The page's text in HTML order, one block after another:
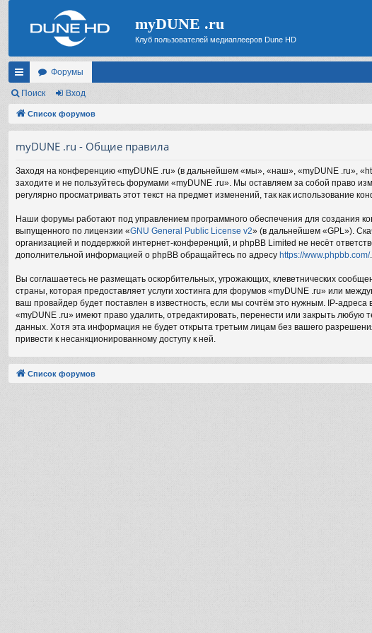
myDUNE .ru
Клуб пользователей медиаплееров Dune HD
с
ы
Форумы
Поиск Вход
Список форумов
myDUNE .ru - Общие правила
Заходя на конференцию «myDUNE .ru» (в дальнейшем «мы», «наш», «myDUNE .ru»,
заходите и не пользуйтесь форумами «myDUNE .ru». Мы оставляем за собой право
регулярно просматривать этот текст на предмет изменений, так как использование
Наши форумы работают под управлением программного обеспечения для создания
выпущенного по лицензии «GNU General Public License v2» (в дальнейшем «GPL»).
организацией и поддержкой интернет-конференций, и phpBB Limited не несёт
дополнительной информацией о phpBB обращайтесь по адресу https://www.phpbb.com/.
Вы соглашаетесь не размещать оскорбительных, угрожающих, клеветнических
страны, которая предоставляет услуги хостинга для форумов «myDUNE .ru» или
ваш провайдер будет поставлен в известность, если мы сочтём это нужным. IP-
«myDUNE .ru» имеют право удалить, отредактировать, перенести или закрыть
данных. Хотя эта информация не будет открыта третьим лицам без вашего
привести к несанкционированному доступу к ней.
Список форумов